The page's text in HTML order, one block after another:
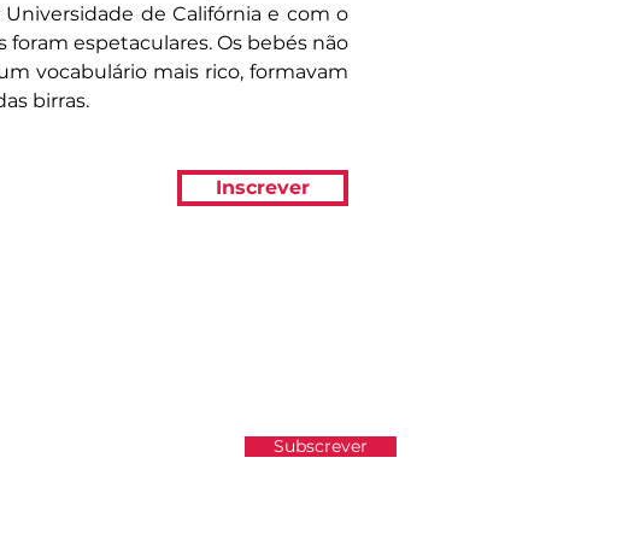
de Califórnia e com o
espetaculares. Os bebés não
vocabulário mais rico, formavam
birras.
Inscrever
Subscrever